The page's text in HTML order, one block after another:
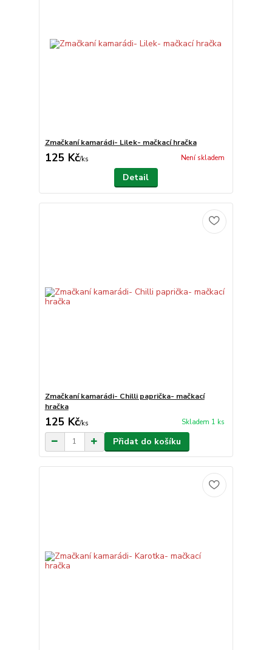
Zmačkaní kamarádi- Lilek- mačkací hračka
125 Kč/ks Není skladem
Detail
Zmačkaní kamarádi- Chilli paprička- mačkací
hračka
125 Kč/ks Skladem 1 ks
Přidat do košíku